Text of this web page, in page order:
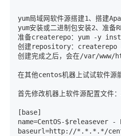
yum局域网软件源搭建1、搭建
yum安装或二进制包安装2、准
准备createrepo：yum -y
创建repository：
创建完成之后，会在/var/
在其他centos机器上试试软件源
首先修改机器上软件源配置文
[base]
name=CentOS-$releasever -
baseurl=http://*.*.*.*/